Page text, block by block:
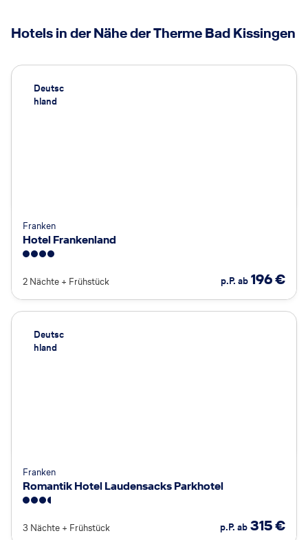
Hotels in der Nähe der Therme Bad Kissingen
Deutsc
hland
Franken
Hotel Frankenland
2 Nächte + Frühstück p.P. ab 196€
Deutsc
hland
Franken
Romantik Hotel Laudensacks Parkhotel
3 Nächte + Frühstück p.P. ab 315€